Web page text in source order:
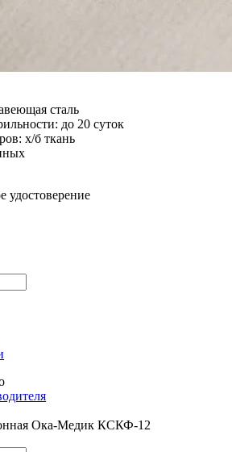
сталь
до 20 суток
х/б ткань
удостоверение
Ока-Медик КСКФ-12